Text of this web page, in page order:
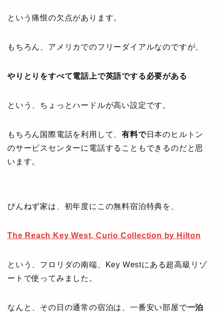
という痛恨の欠点があります。
もちろん、アメリカでのフリーダイアルなのですが、
やりとりをすべて電話上で英語でする必要がある
という、ちょっとハードルが高い設定です。
もちろん国際電話を利用して、有料で日本のヒルトン
のサービスセンターに電話することもできるのだと思
います。
ぴんねず家は、初年度にこの無料宿泊特典を、
The Reach Key West, Curio Collection by Hilton
という、フロリダの南端、Key Westにある超高級リゾ
ートで使ってみました。
なんと、その日の通常の宿泊は、一番安い部屋で一泊